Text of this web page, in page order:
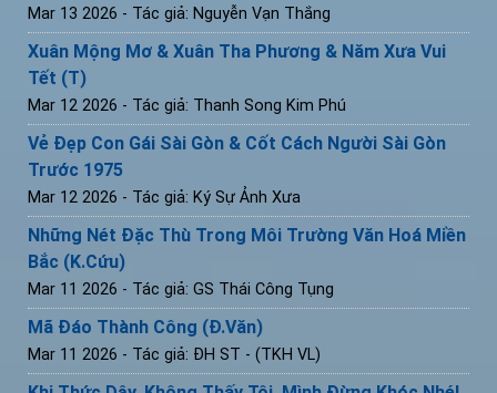
Mar 13 2026 - Tác giả: Nguyễn Vạn Thắng
Xuân Mộng Mơ & Xuân Tha Phương & Năm Xưa Vui
Tết (T)
Mar 12 2026 - Tác giả: Thanh Song Kim Phú
Vẻ Đẹp Con Gái Sài Gòn & Cốt Cách Người Sài Gòn
Trước 1975
Mar 12 2026 - Tác giả: Ký Sự Ảnh Xưa
Những Nét Đặc Thù Trong Môi Trường Văn Hoá Miền
Bắc (K.Cứu)
Mar 11 2026 - Tác giả: GS Thái Công Tụng
Mã Đáo Thành Công (Đ.Văn)
Mar 11 2026 - Tác giả: ĐH ST - (TKH VL)